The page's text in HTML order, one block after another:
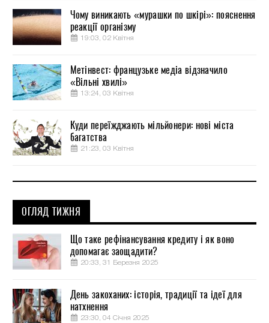
Чому виникають «мурашки по шкірі»: пояснення
реакції організму
19:03, 02 Квітня
Метінвест: французьке медіа відзначило
«Вільні хвилі»
13:24, 03 Квітня
Куди переїжджають мільйонери: нові міста
багатства
21:23, 03 Квітня
ОГЛЯД ТИЖНЯ
Що таке рефінансування кредиту і як воно
допомагає заощадити?
20:33, 31 Березня 2025
День закоханих: історія, традиції та ідеї для
натхнення
23:30, 04 Січня 2025